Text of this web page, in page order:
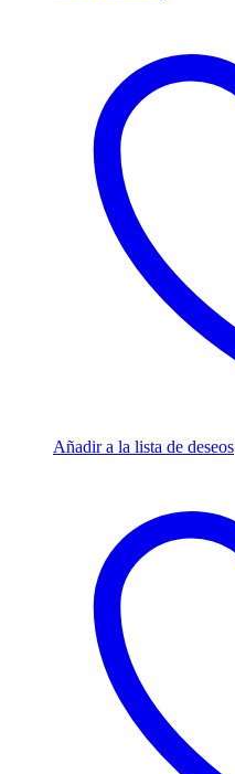
Añadir a la lista de deseos